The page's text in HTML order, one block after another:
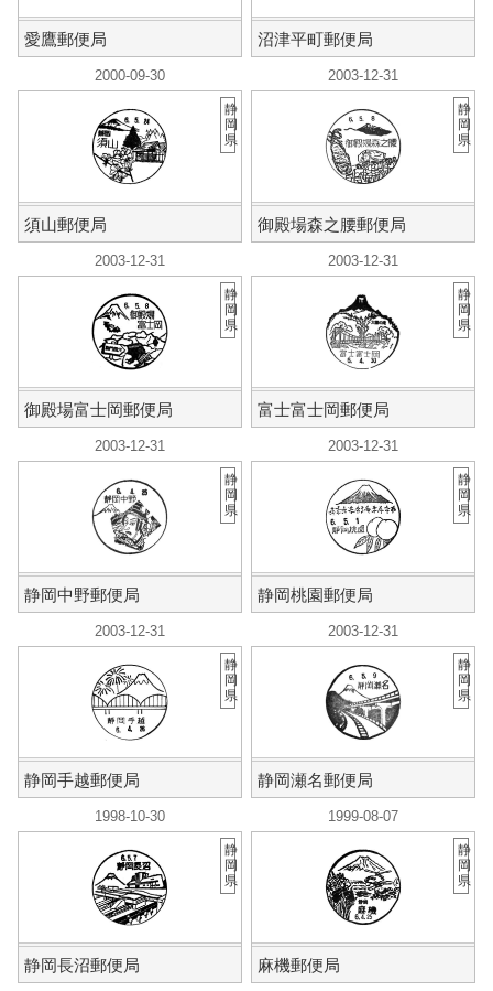
愛鷹郵便局 沼津平町郵便局
2000-09-30
須山郵便局
静
岡
県
2003-12-31
御殿場森之腰郵便局
静
岡
県
2003-12-31
御殿場富士岡郵便局
静
岡
県
2003-12-31
富士富士岡郵便局
静
岡
県
2003-12-31
静岡中野郵便局
静
岡
県
2003-12-31
静岡桃園郵便局
静
岡
県
2003-12-31
静岡手越郵便局
静
岡
県
2003-12-31
静岡瀬名郵便局
静
岡
県
1998-10-30
静岡長沼郵便局
静
岡
県
1999-08-07
麻機郵便局
静
岡
県